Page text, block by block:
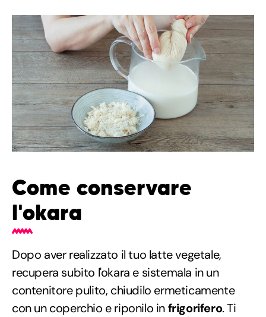
Come conservare
l'okara
Dopo aver realizzato il tuo latte vegetale,
recupera subito l'okara e sistemala in un
contenitore pulito, chiudilo ermeticamente
con un coperchio e riponilo infrigorifero. Ti